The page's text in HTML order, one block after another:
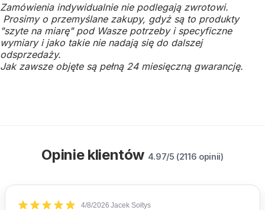
Zamówienia indywidualnie nie podlegają zwrotowi.
Prosimy o przemyślane zakupy, gdyż są to produkty
"szyte na miarę" pod Wasze potrzeby i specyficzne
wymiary i jako takie nie nadają się do dalszej
odsprzedaży.
Jak zawsze objęte są pełną 24 miesięczną gwarancję.
Opinie klientów 4.97/5 (2116 opinii)